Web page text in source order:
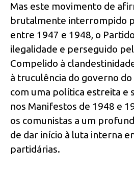
Mas este movimento de
brutalmente interrompido
entre 1947 e 1948, o
ilegalidade e perseguido
Compelido à
à truculência do governo
com uma política estreita e
nos Manifestos de 1948 e
os comunistas a um
de dar início à luta interna
partidárias.